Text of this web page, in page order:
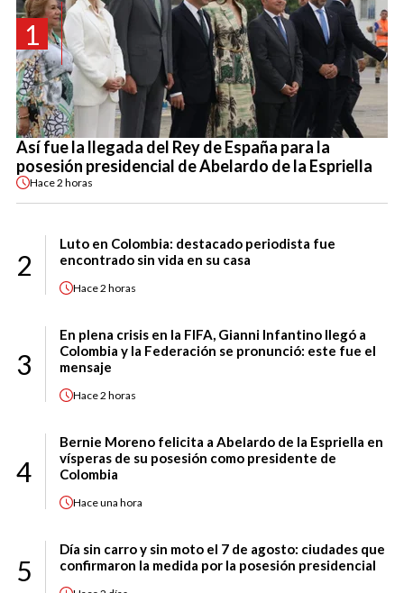
1
Así fue la llegada del Rey de España para la
posesión presidencial de Abelardo de la Espriella
Hace2 horas
2
Luto en Colombia: destacado periodista fue
encontrado sin vida en su casa
Hace2 horas
3
En plena crisis en la FIFA, Gianni Infantino llegó a
Colombia y la Federación se pronunció: este fue el
mensaje
Hace2 horas
4
Bernie Moreno felicita a Abelardo de la Espriella en
vísperas de su posesión como presidente de
Colombia
Haceuna hora
5
Día sin carro y sin moto el 7 de agosto: ciudades que
confirmaron la medida por la posesión presidencial